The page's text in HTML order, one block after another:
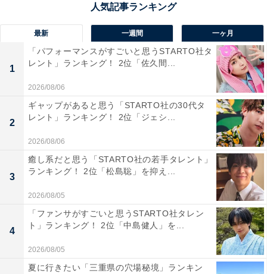
2位：横浜流星
最新 一週間 一ヶ月
1
「パフォーマンスがすごいと思うSTARTO社タ
レント」ランキング！ 2位「佐久間...
2026/08/06
2
ギャップがあると思う「STARTO社の30代タ
レント」ランキング！ 2位「ジェシ...
2026/08/06
3
癒し系だと思う「STARTO社の若手タレント」
ランキング！ 2位「松島聡」を抑え...
2026/08/05
4
「ファンサがすごいと思うSTARTO社タレン
ト」ランキング！ 2位「中島健人」を...
2026/08/05
夏に行きたい「三重県の穴場秘境」ランキン